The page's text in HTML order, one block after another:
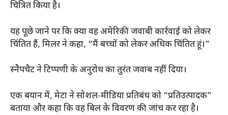
चित्रित किया है।
यह पूछे जाने पर कि क्या वह अमेरिकी जवाबी कार्रवाई को लेकर
चिंतित हैं, मिलर ने कहा, “मैं बच्चों को लेकर अधिक चिंतित हूं।”
स्नैपचैट ने टिप्पणी के अनुरोध का तुरंत जवाब नहीं दिया।
एक बयान में, मेटा ने सोशल-मीडिया प्रतिबंध को “प्रतिउत्पादक”
बताया और कहा कि वह बिल के विवरण की जांच कर रहा है।